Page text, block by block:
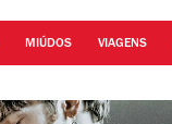
MIÚDOS VIAGENS